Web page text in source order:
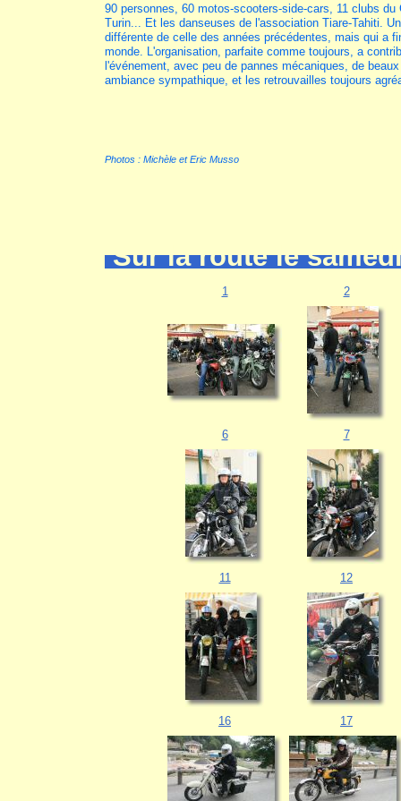
90 personnes, 60 motos-scooters-side-cars, 11 clubs du
Turin... Et les danseuses de l'association Tiare-Tahiti.
différente de celle des années précédentes, mais qui a
monde. L'organisation, parfaite comme toujours, a
l'événement, avec peu de pannes mécaniques, de
ambiance sympathique, et les retrouvailles toujours
Photos : Michèle et Eric Musso
Sur la route le
1 2
6 7
11 12
16 17